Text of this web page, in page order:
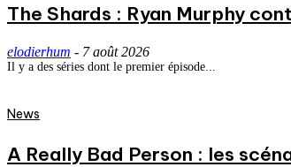
The Shards : Ryan Murphy
elodierhum - 7 août 2026
Il y a des séries dont le premier épisode...
News
A Really Bad Person : les